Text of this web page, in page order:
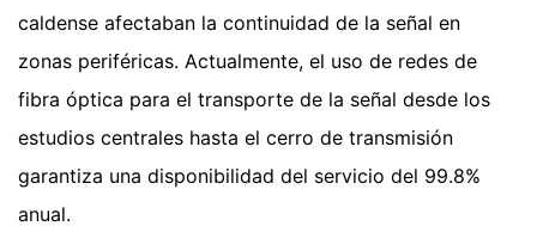
caldense afectaban la continuidad de la señal en
zonas periféricas. Actualmente, el uso de redes de
fibra óptica para el transporte de la señal desde los
estudios centrales hasta el cerro de transmisión
garantiza una disponibilidad del servicio del 99.8%
anual.